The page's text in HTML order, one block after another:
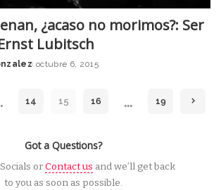
¿acaso no morimos?: Ser
Lubitsch
octubre 6, 2015
14 15 16 … 19
Got a Questions?
orContact us and we’ll get back
to you as soon as possible.